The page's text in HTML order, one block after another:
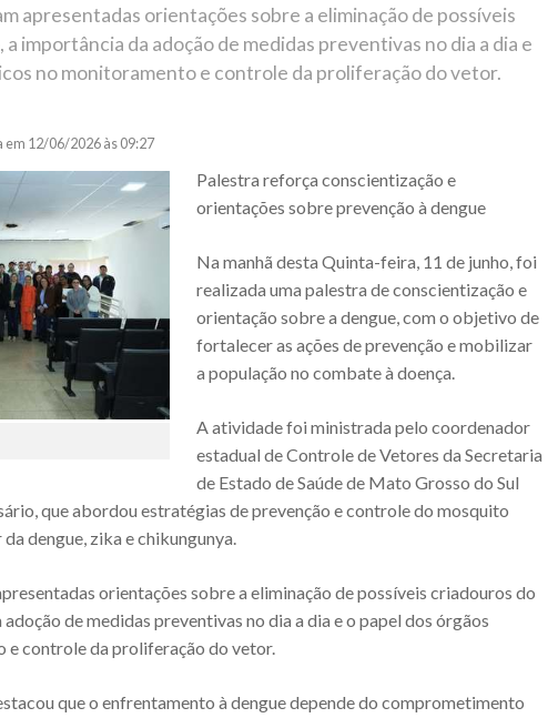
apresentadas orientações sobre a eliminação de possíveis
importância da adoção de medidas preventivas no dia a dia e
no monitoramento e controle da proliferação do vetor.
em 12/06/2026 às 09:27
Palestra reforça conscientização e
orientações sobre prevenção à dengue
Na manhã desta Quinta-feira, 11 de junho, foi
realizada uma palestra de conscientização e
orientação sobre a dengue, com o objetivo de
fortalecer as ações de prevenção e mobilizar
a população no combate à doença.
A atividade foi ministrada pelo coordenador
estadual de Controle de Vetores da Secretaria
de Estado de Saúde de Mato Grosso do Sul
que abordou estratégias de prevenção e controle do mosquito
dengue, zika e chikungunya.
orientações sobre a eliminação de possíveis criadouros do
de medidas preventivas no dia a dia e o papel dos órgãos
e controle da proliferação do vetor.
que o enfrentamento à dengue depende do comprometimento